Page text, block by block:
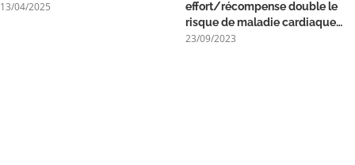
13/04/2025
effort/récompense double le
risque de maladie cardiaque…
23/09/2023